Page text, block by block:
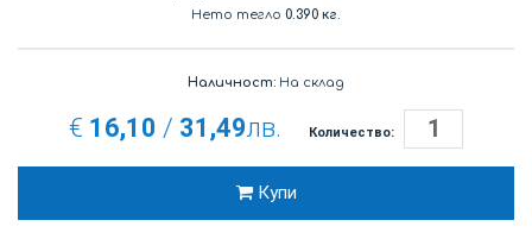
Нето тегло 0.390 кг.
Наличност: На склад
€ 16,10 / 31,49лв. Количество:
Купи